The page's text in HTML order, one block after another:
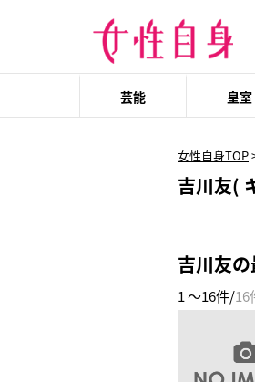
芸能 皇室
女性自身TOP
吉川友(
吉川友
1 ～16件/16